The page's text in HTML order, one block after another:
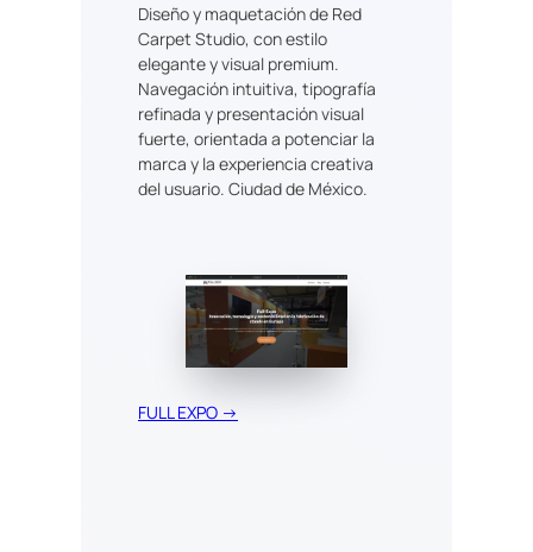
Diseño y maquetación de Red
Carpet Studio, con estilo
elegante y visual premium.
Navegación intuitiva, tipografía
refinada y presentación visual
fuerte, orientada a potenciar la
marca y la experiencia creativa
del usuario. Ciudad de México.
FULL EXPO →